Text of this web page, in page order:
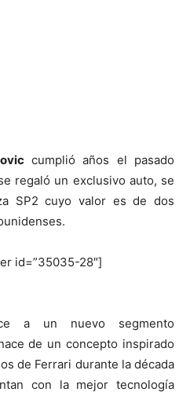
cumplió años el pasado
regaló un exclusivo auto, se
SP2 cuyo valor es de dos
id=”35035-28″]
a un nuevo segmento
de un concepto inspirado
de Ferrari durante la década
con la mejor tecnología